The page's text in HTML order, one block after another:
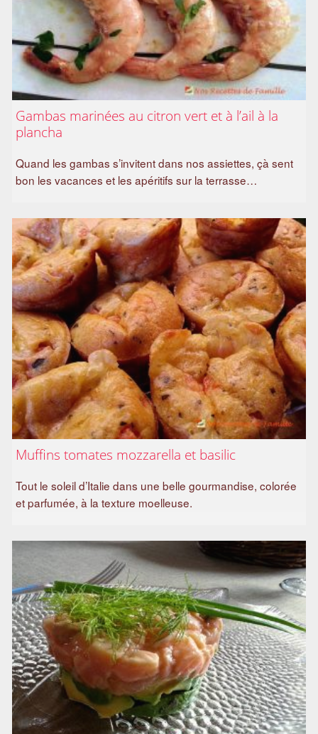
Gambas marinées au citron vert et à l’ail à la
plancha
Quand les gambas s’invitent dans nos assiettes, çà sent
bon les vacances et les apéritifs sur la terrasse…
Muffins tomates mozzarella et basilic
Tout le soleil d’Italie dans une belle gourmandise, colorée
et parfumée, à la texture moelleuse.